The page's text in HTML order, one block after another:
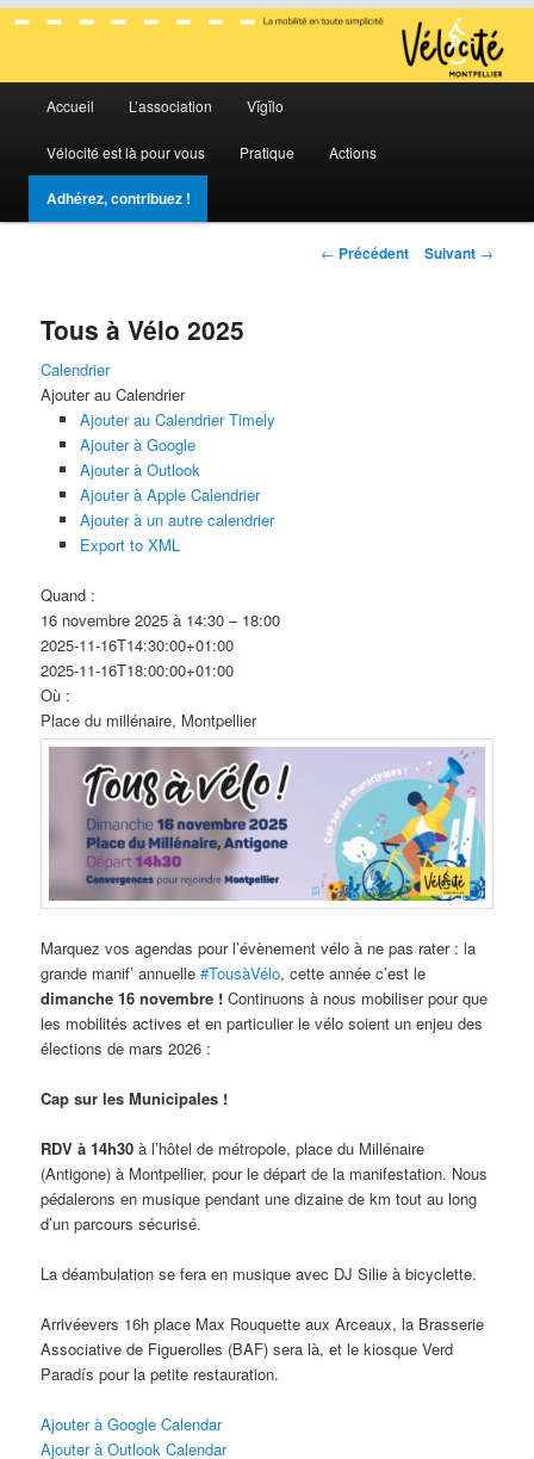
Vélocité Grand Montpellier
La mobilité en toute simplicité
Aller
au
contenu
Aller
au
contenu
Accueil L’association Vĭgĭlo
Vélocité est là pour vous Pratique Actions
Adhérez, contribuez !
Navigation
← Précédent Suivant →
Tous à Vélo 2025
Calendrier
Ajouter au Calendrier
Ajouter au Calendrier Timely
Ajouter à Google
Ajouter à Outlook
Ajouter à Apple Calendrier
Ajouter à un autre calendrier
Export to XML
Quand :
16 novembre 2025 à 14:30 – 18:00
2025-11-16T14:30:00+01:00
2025-11-16T18:00:00+01:00
Où :
Place du millénaire, Montpellier
Marquez vos agendas pour l’évènement vélo à ne pas rater : la
grande manif’ annuelle#TousàVélo, cette année c’est le
dimanche 16 novembre ! Continuons à nous mobiliser pour que
les mobilités actives et en particulier le vélo soient un enjeu des
élections de mars 2026 :
Cap sur les Municipales !
RDV à 14h30 à l’hôtel de métropole, place du Millénaire
(Antigone) à Montpellier, pour le départ de la manifestation. Nous
pédalerons en musique pendant une dizaine de km tout au long
d’un parcours sécurisé.
La déambulation se fera en musique avec DJ Silie à bicyclette.
Arrivéevers 16h place Max Rouquette aux Arceaux, la Brasserie
Associative de Figuerolles (BAF) sera là, et le kiosque Verd
Paradís pour la petite restauration.
Ajouter à Google Calendar
Ajouter à Outlook Calendar